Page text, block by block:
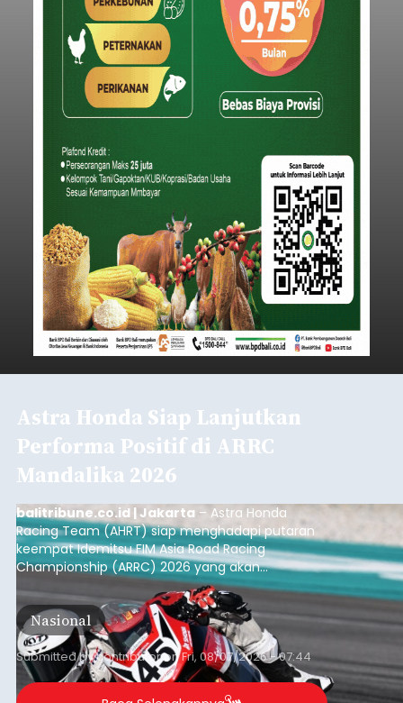
balitribune.co.id I Denpasar - Pemerintah Kota
Denpasar mengalokasikan anggaran sebesar
Rp1,152 triliun untuk mengintervensi sekitar 18.000
warga kelompok rentan yang berada di ambang
garis kemiskinan. Langkah strategis ini diambil
guna menjaga masyarakat yang berada pada
kelompok desil 5 dan 6 tersebut agar tidak
Submitted bycontributor Thu, 08/06/2026 - 21:31
Baca Selengkapnya
Iklan